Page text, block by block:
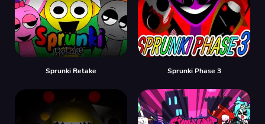
Sprunki Retake Sprunki Phase 3